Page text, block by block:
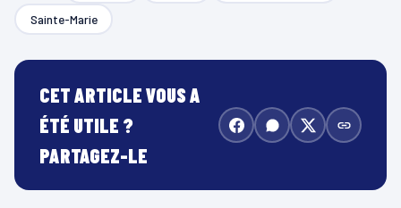
Sainte-Marie
CET ARTICLE VOUS A
ÉTÉ UTILE ?
PARTAGEZ-LE